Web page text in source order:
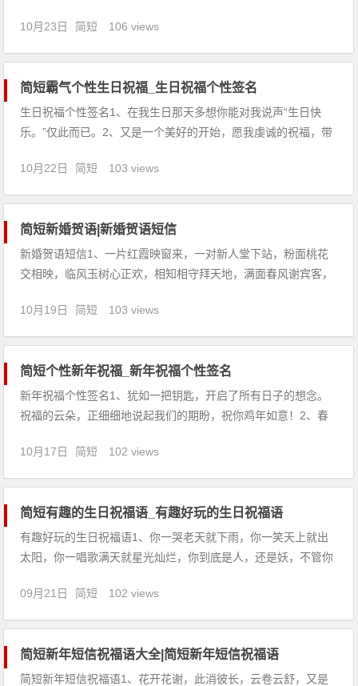
醒来，因为我想起了你，为什么你总在深夜的时候悄然离我而
去，我真的很需要你。啊！枕头又掉哪里去了。3、听说你英俊
10月23日 简短 106 views
简短霸气个性生日祝福_生日祝福个性签名
生日祝福个性签名1、在我生日那天多想你能对我说声“生日快
乐。”仅此而已。2、又是一个美好的开始，愿我虔诚的祝福，带
日快乐”，愿最疼爱的弟弟这一天非常快乐！4、荧荧的背景灯照
耀我的脸颊，虽
10月22日 简短 103 views
简短新婚贺语|新婚贺语短信
新婚贺语短信1、一片红霞映窗来，一对新人堂下站，粉面桃花
交相映，临风玉树心正欢，相知相守拜天地，满面春风谢宾客，
绵。2、迎亲花轿悠悠荡，唢呐乐鼓声声扬。新娘出轿飘飘仙，
鲜花锦簇齐齐前。新人高堂双双拜，终身为伴对对还。高朋满座
10月19日 简短 103 views
简短个性新年祝福_新年祝福个性签名
新年祝福个性签名1、犹如一把钥匙，开启了所有日子的想念。
祝福的云朵，正细细地说起我们的期盼，祝你鸡年如意！2、春
一年更比一年好。3、这么远的距离，没有礼物，只有我牵挂你
的心和最最真诚的一声祝福：新年快乐。4、岁月可以褪去记
10月17日 简短 102 views
简短有趣的生日祝福语_有趣好玩的生日祝福语
有趣好玩的生日祝福语1、你一哭老天就下雨，你一笑天上就出
太阳，你一唱歌满天就星光灿烂，你到底是人，还是妖，不管你
大领导，人生的风景有无数，愿幸福带你高居生活的榜首；情感
的历程长而久，愿你的快乐领跑在最前头！愿我们的祝福相伴您
09月21日 简短 102 views
简短新年短信祝福语大全|简短新年短信祝福语
简短新年短信祝福语1、花开花谢，此消彼长，云卷云舒，又是